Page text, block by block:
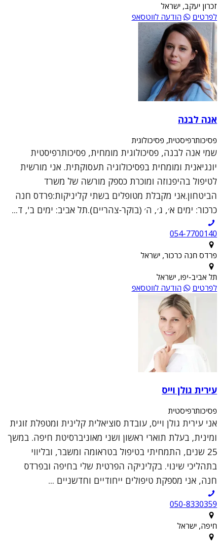
זכרון יעקב, ישראל
לפרטים
הודעה לווטסאפ
אנה לבנה
פסיכותרפיסטית, פסיכולוגית
שמי אנה לבנה, פסיכולוגית מומחית, פסיכותרפיסטית
יונגיאנית ומומחית בפסיכולוגיה תעסוקתית. אני מורשית
לטיפול בהיפנוזה ומוכרת כספק מורשה של משרד
הביטחון.אני מקבלת מטופלים בשתי קליניקות:פרדס חנה
כרכור: ימים א׳, ג׳, ה׳ (בוקר-צהריים).תל אביב: ימים ב', ד...
054-7700140
פרדס חנה כרכור, ישראל
תל אביב-יפו, ישראל
לפרטים
הודעה לווטסאפ
עירית גולן וייס
פסיכותרפיסטית
אני עירית גולן וייס, עובדת סוציאלית קלינית ומטפלת זוגית
ומינית, בעלת תוארי ראשון ושני מאוניברסיטת חיפה. במשך
25 שנים, התמחיתי בטיפול בטראומה ומשבר, ובליווי
בתהליכי שינוי. בקליניקה הפרטית שלי בחיפה ובפרדס
חנה, אני מספקת טיפולים ייחודיים וחדשניים ...
050-8330359
חיפה, ישראל